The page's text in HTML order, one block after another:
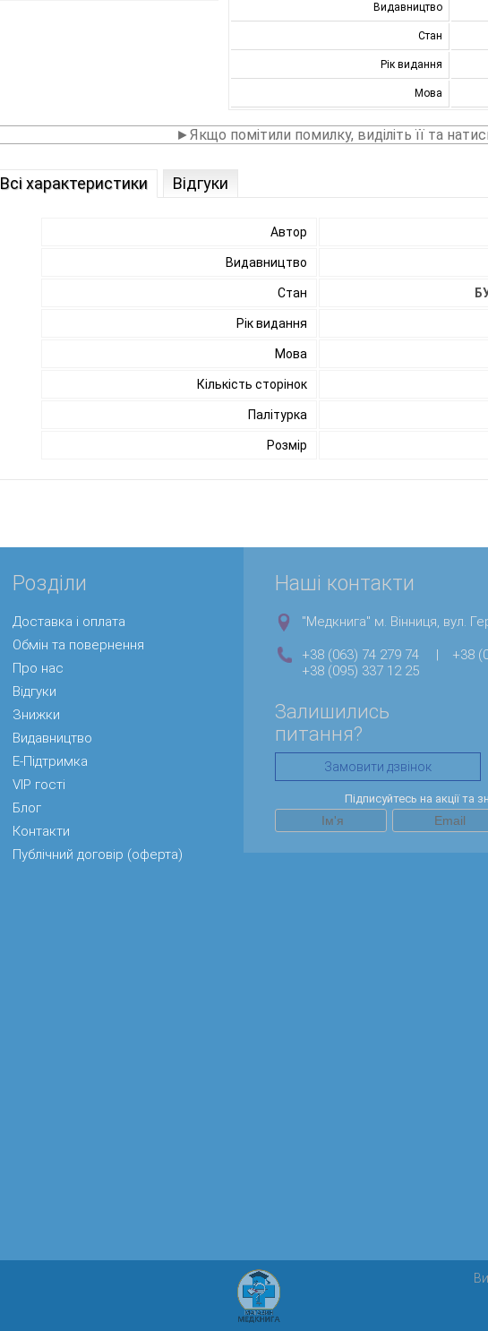
Видавництво
Стан
Рік видання
Мова
►Якщо помітили помилку, виділіть її та
Всі характеристики Відгуки
Автор
Видавництво
Стан
Рік видання
Мова
Кількість сторінок
Палітурка
Розмір
Розділи
Доставка і оплата
Обмін та повернення
Про нас
Відгуки
Знижки
Видавництво
Е-Підтримка
VIP гості
Блог
Контакти
Публічний договір (оферта)
Наші контакти
"Медкнига" м. Вінниця, вул.
+38 (063) 74 279 74 |
+38
+38 (095) 337 12 25
Залишились
питання?
Замовити дзвінок
Підписуйтесь на акції та